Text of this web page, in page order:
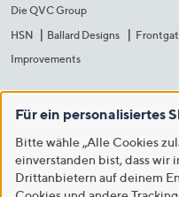
Die QVC Group
HSN
Ballard Designs
Improvements
Für ein personalisiertes
Bitte wähle „Alle Cookies
einverstanden bist, dass wir
Drittanbietern auf deinem